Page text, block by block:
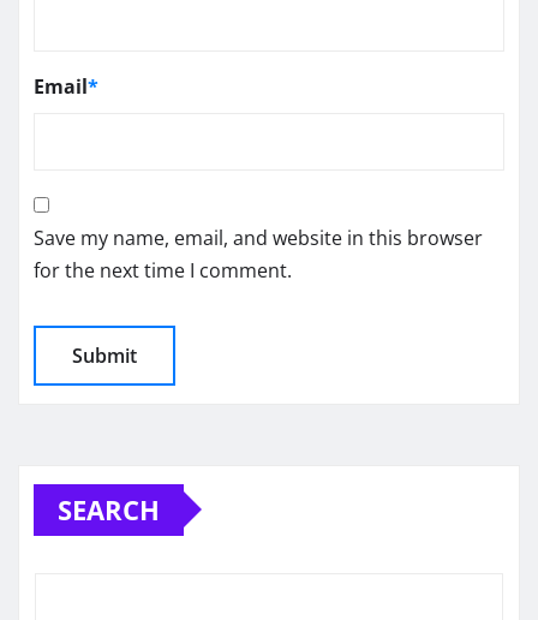
Email*
Save my name, email, and website in this browser
for the next time I comment.
SEARCH